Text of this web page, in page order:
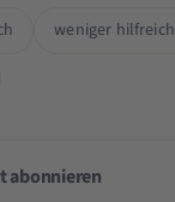
weniger hilfreich
abonnieren